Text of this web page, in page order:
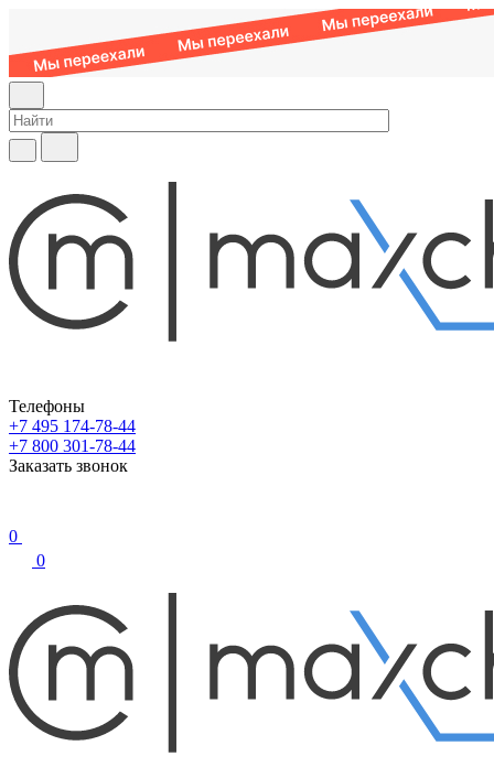
Телефоны
+7 495 174-78-44
+7 800 301-78-44
Заказать звонок
0
0